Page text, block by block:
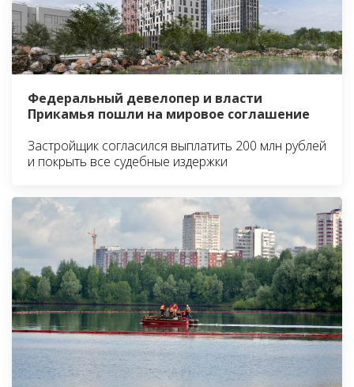
Федеральный девелопер и власти
Прикамья пошли на мировое соглашение
Застройщик согласился выплатить 200 млн рублей
и покрыть все судебные издержки